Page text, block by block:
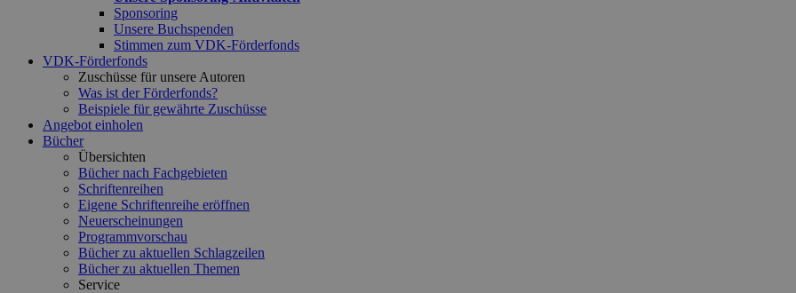
Sponsoring
Unsere Buchspenden
Stimmen zum VDK-Förderfonds
VDK-Förderfonds
Zuschüsse für unsere Autoren
Was ist der Förderfonds?
Beispiele für gewährte Zuschüsse
Angebot einholen
Bücher
Übersichten
Bücher nach Fachgebieten
Schriftenreihen
Eigene Schriftenreihe eröffnen
Neuerscheinungen
Programmvorschau
Bücher zu aktuellen Schlagzeilen
Bücher zu aktuellen Themen
Service